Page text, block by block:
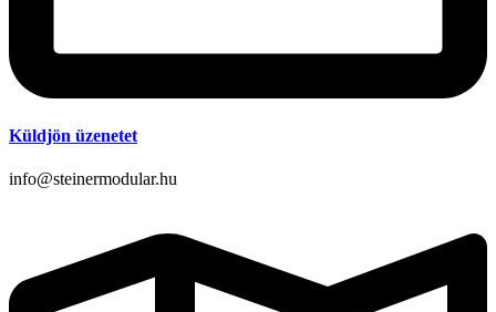
Küldjön üzenetet
info@steinermodular.hu